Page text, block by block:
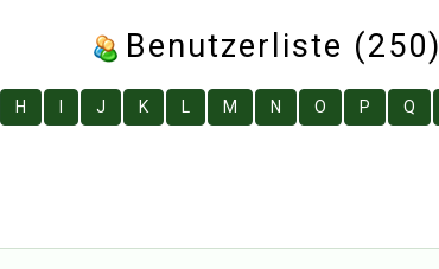
Benutzerliste (250)
H I J K L M N O P Q